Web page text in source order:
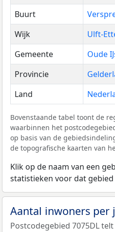
Buurt
Wijk
Ulft-
Gemeente
Oude
Provincie
Land
Bovenstaande tabel toont de
waarbinnen het
op basis van de
de topografische kaarten van
Klik op de naam van een
statistieken voor dat
Aantal inwoners per
Postcodegebied 7075DL